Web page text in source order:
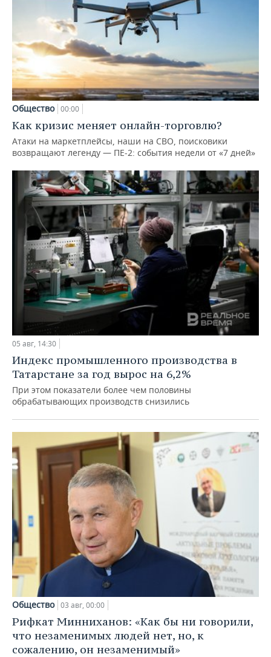
Общество 00:00
Как кризис меняет онлайн-торговлю?
Атаки на маркетплейсы, наши на СВО, поисковики
возвращают легенду — ПЕ-2: события недели от «7 дней»
05 авг, 14:30
Индекс промышленного производства в
Татарстане за год вырос на 6,2%
При этом показатели более чем половины
обрабатывающих производств снизились
Общество 03 авг, 00:00
Рифкат Минниханов: «Как бы ни говорили,
что незаменимых людей нет, но, к
сожалению, он незаменимый»